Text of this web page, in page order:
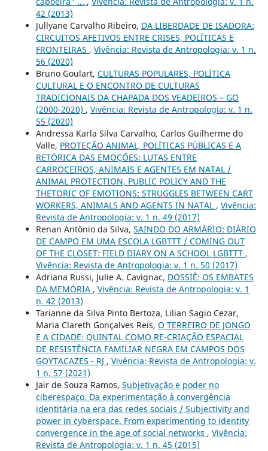
42 (2013)
Jullyane Carvalho Ribeiro, DA LIBERDADE DE ISADORA:
CIRCUITOS AFETIVOS ENTRE CRISES, POLÍTICAS E
FRONTEIRAS , Vivência: Revista de Antropologia: v. 1 n.
56 (2020)
Bruno Goulart, CULTURAS POPULARES, POLÍTICA
CULTURAL E O ENCONTRO DE CULTURAS
TRADICIONAIS DA CHAPADA DOS VEADEIROS – GO
(2000-2020) , Vivência: Revista de Antropologia: v. 1 n.
55 (2020)
Andressa Karla Silva Carvalho, Carlos Guilherme do
Valle, PROTEÇÃO ANIMAL, POLÍTICAS PÚBLICAS E A
RETÓRICA DAS EMOÇÕES: LUTAS ENTRE
CARROCEIROS, ANIMAIS E AGENTES EM NATAL /
ANIMAL PROTECTION, PUBLIC POLICY AND THE
THETORIC OF EMOTIONS: STRUGGLES BETWEEN CART
WORKERS, ANIMALS AND AGENTS IN NATAL , Vivência:
Revista de Antropologia: v. 1 n. 49 (2017)
Renan Antônio da Silva, SAINDO DO ARMÁRIO: DIÁRIO
DE CAMPO EM UMA ESCOLA LGBTTT / COMING OUT
OF THE CLOSET: FIELD DIARY ON A SCHOOL LGBTTT ,
Vivência: Revista de Antropologia: v. 1 n. 50 (2017)
Adriana Russi, Julie A. Cavignac, DOSSIÊ: OS EMBATES
DA MEMÓRIA , Vivência: Revista de Antropologia: v. 1
n. 42 (2013)
Tarianne da Silva Pinto Bertoza, Lilian Sagio Cezar,
Maria Clareth Gonçalves Reis, O TERREIRO DE JONGO
E A CIDADE: QUINTAL COMO RE-CRIAÇÃO ESPACIAL
DE RESISTÊNCIA FAMILIAR NEGRA EM CAMPOS DOS
GOYTACAZES - RJ , Vivência: Revista de Antropologia: v.
1 n. 57 (2021)
Jair de Souza Ramos, Subjetivação e poder no
ciberespaço. Da experimentação à convergência
identitária na era das redes sociais / Subjectivity and
power in cyberspace. From experimenting to identity
convergence in the age of social networks , Vivência:
Revista de Antropologia: v. 1 n. 45 (2015)